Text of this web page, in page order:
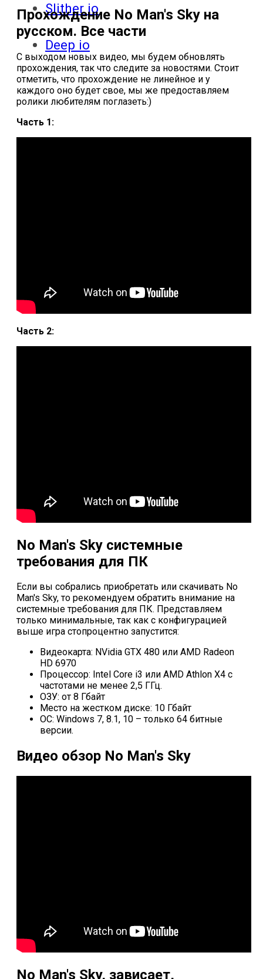
Slither io
Deep io
Прохождение No Man's Sky на
русском. Все части
С выходом новых видео, мы будем обновлять
прохождения, так что следите за новостями. Стоит
отметить, что прохождение не линейное и у
каждого оно будет свое, мы же предоставляем
ролики любителям поглазеть:)
Часть 1:
Часть 2:
No Man's Sky системные
требования для ПК
Если вы собрались приобретать или скачивать No
Man's Sky, то рекомендуем обратить внимание на
системные требования для ПК. Представляем
только минимальные, так как с конфигурацией
выше игра стопроцентно запустится:
Видеокарта: NVidia GTX 480 или AMD Radeon
HD 6970
Процессор: Intel Core i3 или AMD Athlon X4 с
частотами не менее 2,5 ГГц.
ОЗУ: от 8 Гбайт
Место на жестком диске: 10 Гбайт
ОС: Windows 7, 8.1, 10 – только 64 битные
версии.
Видео обзор No Man's Sky
No Man's Sky, зависает,